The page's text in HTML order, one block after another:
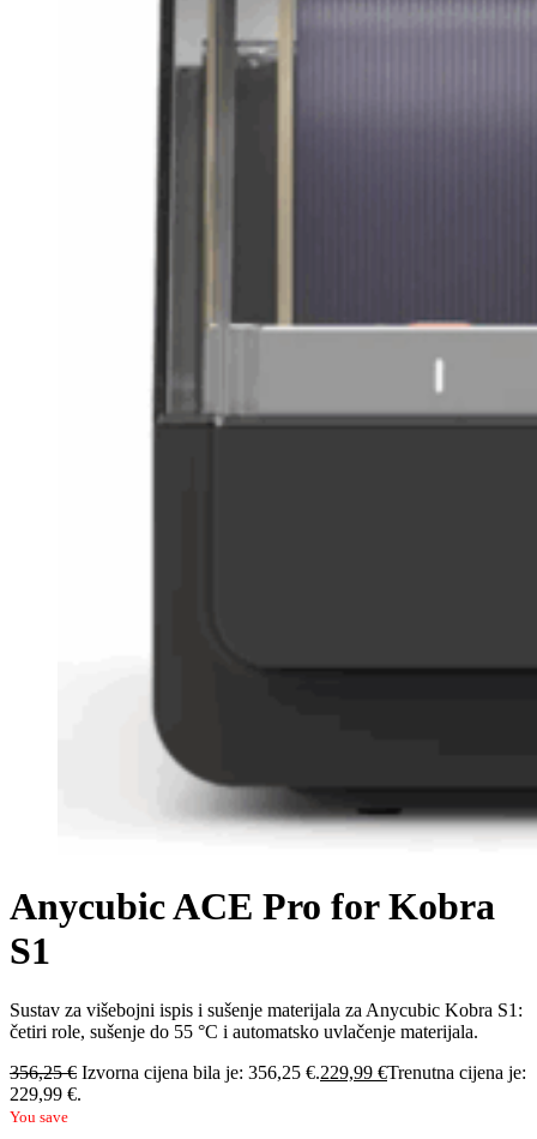
Anycubic ACE Pro for Kobra
S1
Sustav za višebojni ispis i sušenje materijala za Anycubic Kobra S1:
četiri role, sušenje do 55 °C i automatsko uvlačenje materijala.
356,25€ Izvorna cijena bila je: 356,25 €.229,99 €Trenutna cijena je:
229,99 €.
You save